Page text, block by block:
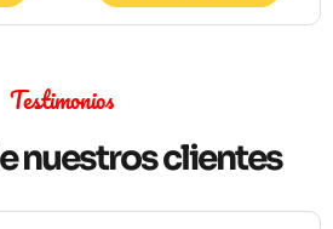
Testimonios
nuestros clientes